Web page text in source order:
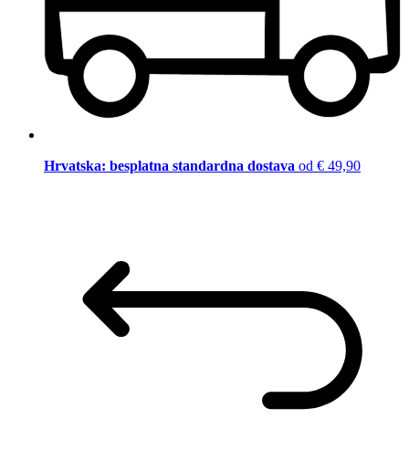
Hrvatska: besplatna standardna dostava od € 49,90